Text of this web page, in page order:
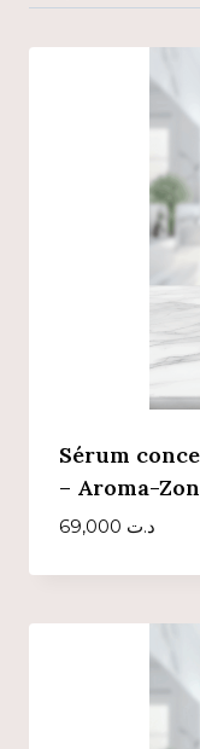
Sérum
– Aroma-
د.ت